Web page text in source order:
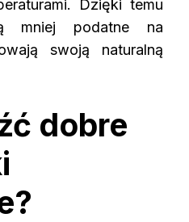
Dzięki temu
mniej podatne na
swoją naturalną
dobre